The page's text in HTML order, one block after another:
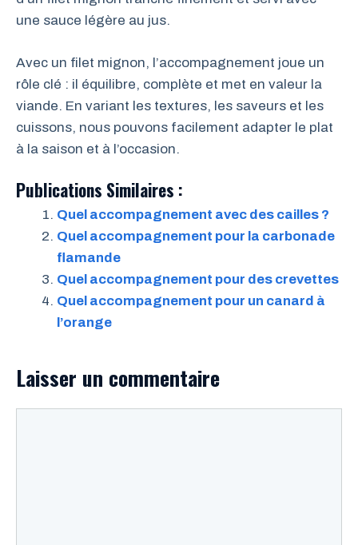
une sauce légère au jus.
Avec un filet mignon, l’accompagnement joue un
rôle clé : il équilibre, complète et met en valeur la
viande. En variant les textures, les saveurs et les
cuissons, nous pouvons facilement adapter le plat
à la saison et à l’occasion.
Publications Similaires :
Quel accompagnement avec des cailles ?
Quel accompagnement pour la carbonade
flamande
Quel accompagnement pour des crevettes
Quel accompagnement pour un canard à
l’orange
Laisser un commentaire